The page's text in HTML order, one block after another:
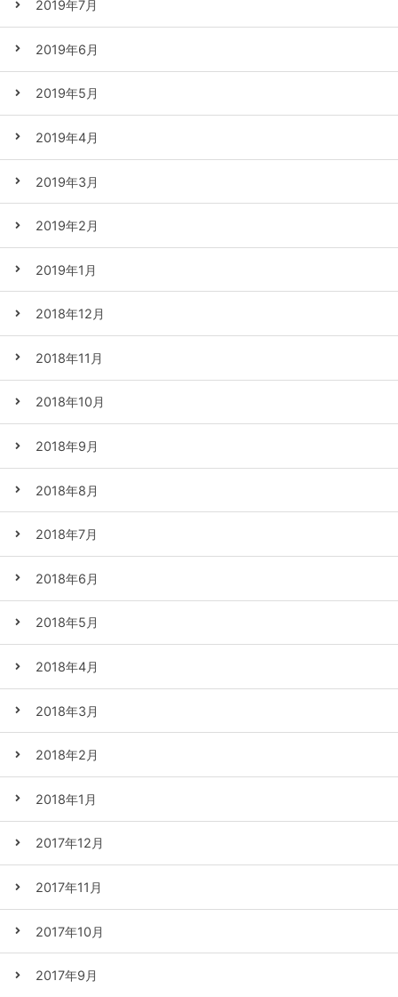
2019年7月
2019年6月
2019年5月
2019年4月
2019年3月
2019年2月
2019年1月
2018年12月
2018年11月
2018年10月
2018年9月
2018年8月
2018年7月
2018年6月
2018年5月
2018年4月
2018年3月
2018年2月
2018年1月
2017年12月
2017年11月
2017年10月
2017年9月